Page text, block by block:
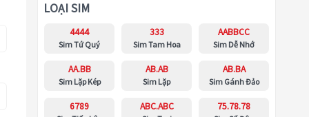
LOẠI SIM
4444
Sim Tứ Quý
333
Sim Tam Hoa
AABBCC
Sim Dễ Nhớ
AA.BB
Sim Lặp Kép
AB.AB
Sim Lặp
AB.BA
Sim Gánh Đảo
6789 ABC.ABC 75.78.78